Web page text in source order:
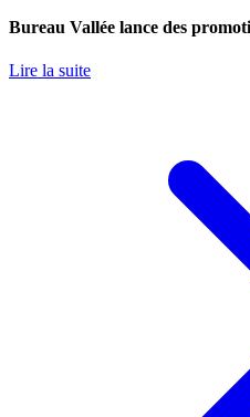
Bureau Vallée lance des
Lire la suite